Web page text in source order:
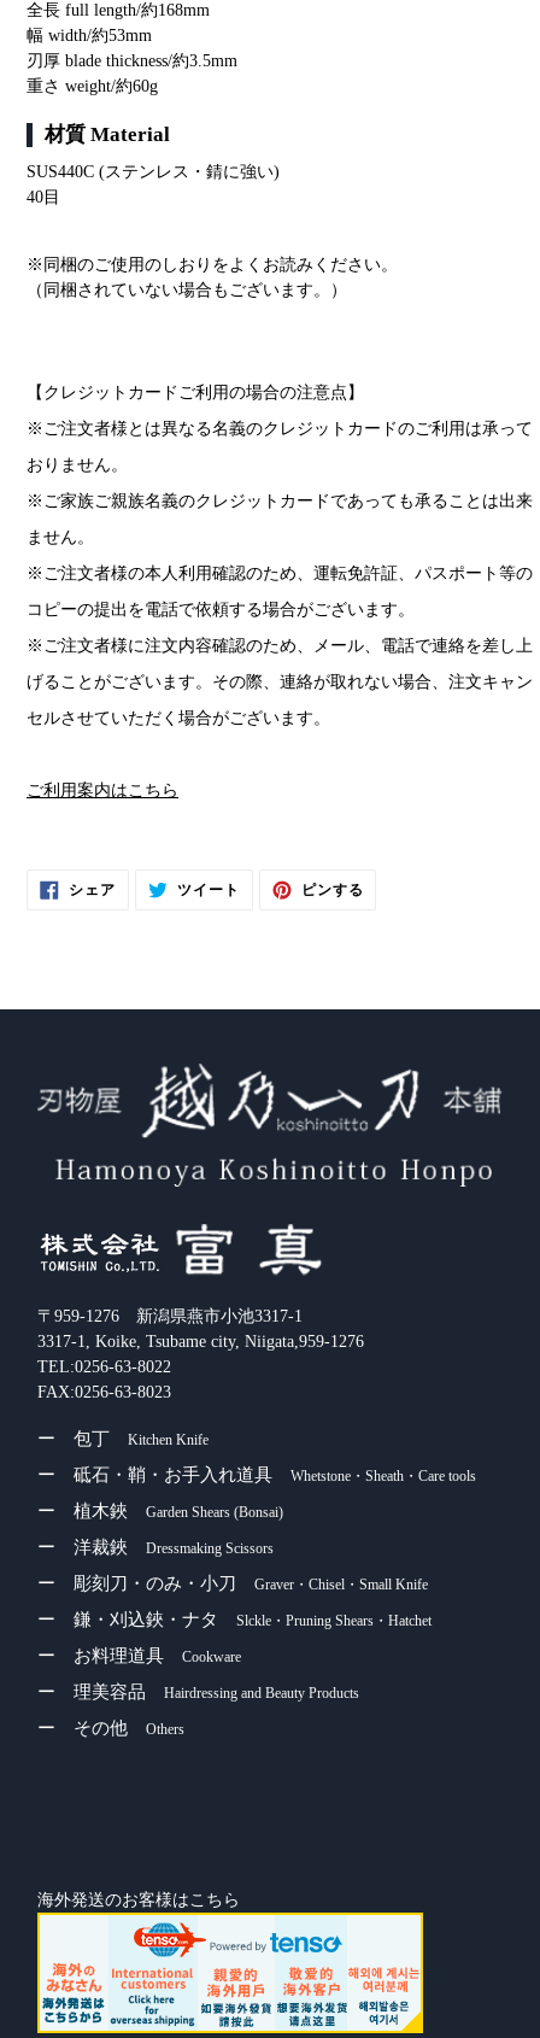
す
る
全長 full length/約168mm
幅 width/約53mm
刃厚 blade thickness/約3.5mm
重さ weight/約60g
材質 Material
SUS440C (ステンレス・錆に強い)
40目
※同梱のご使用のしおりをよくお読みください。
（同梱されていない場合もございます。）
【クレジットカードご利用の場合の注意点】
※ご注文者様とは異なる名義のクレジットカードのご利用は承って
おりません。
※ご家族ご親族名義のクレジットカードであっても承ることは出来
ません。
※ご注文者様の本人利用確認のため、運転免許証、パスポート等の
コピーの提出を電話で依頼する場合がございます。
※ご注文者様に注文内容確認のため、メール、電話で連絡を差し上
げることがございます。その際、連絡が取れない場合、注文キャン
セルさせていただく場合がございます。
ご利用案内はこちら
シェアFACEBOOKツイート
TWITTERピンする
〒959-1276 新潟県燕市小池3317-1
3317-1, Koike, Tsubame city, Niigata,959-1276
TEL:0256-63-8022
FAX:0256-63-8023
ー 包丁Kitchen Knife
ー 砥石・鞘・お手入れ道具Whetstone・Sheath・Care tools
ー 植木鋏Garden Shears (Bonsai)
ー 洋裁鋏Dressmaking Scissors
ー 彫刻刀・のみ・小刀Graver・Chisel・Small Knife
ー 鎌・刈込鋏・ナタSlckle・Pruning Shears・Hatchet
ー お料理道具Cookware
ー 理美容品Hairdressing and Beauty Products
ー その他Others
海外発送のお客様はこちら